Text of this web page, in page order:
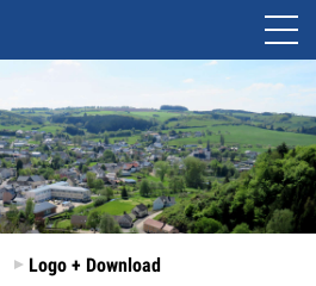
Logo + Download